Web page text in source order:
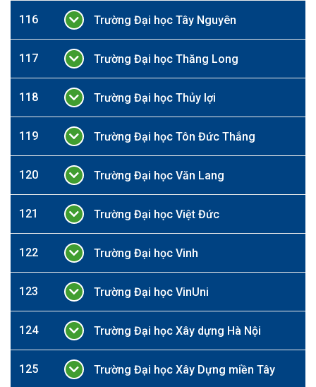
116 Trường Đại học Tây Nguyên
117 Trường Đại học Thăng Long
118 Trường Đại học Thủy lợi
119 Trường Đại học Tôn Đức Thắng
120 Trường Đại học Văn Lang
121 Trường Đại học Việt Đức
122 Trường Đại học Vinh
123 Trường Đại học VinUni
124 Trường Đại học Xây dựng Hà Nội
125 Trường Đại học Xây Dựng miền Tây